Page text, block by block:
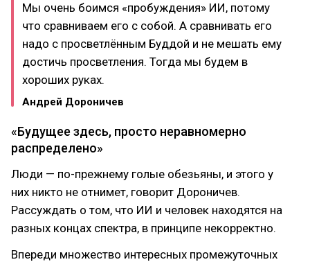
Мы очень боимся «пробуждения» ИИ, потому
что сравниваем его с собой. А сравнивать его
надо с просветлённым Буддой и не мешать ему
достичь просветления. Тогда мы будем в
хороших руках.
Андрей Дороничев
«Будущее здесь, просто неравномерно
распределено»
Люди — по-прежнему голые обезьяны, и этого у
них никто не отнимет, говорит Дороничев.
Рассуждать о том, что ИИ и человек находятся на
разных концах спектра, в принципе некорректно.
Впереди множество интересных промежуточных